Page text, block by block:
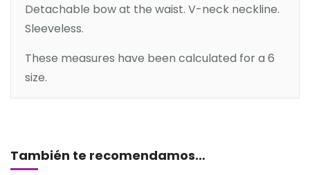
Detachable bow at the waist. V-neck neckline.
Sleeveless.
These measures have been calculated for a 6
size.
También te recomendamos…